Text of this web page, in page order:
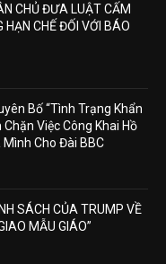
CHỦ ĐƯA LUẬT CẤM
HẠN CHẾ ĐỐI VỚI BÁO
Bố “Tình Trạng Khẩn
Chặn Việc Công Khai Hồ
Mình Cho Đài BBC
SÁCH CỦA TRUMP VỀ
MẪU GIÁO”